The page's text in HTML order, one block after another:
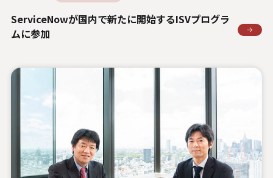
ServiceNowが国内で新たに開始するISVプログラ
ムに参加